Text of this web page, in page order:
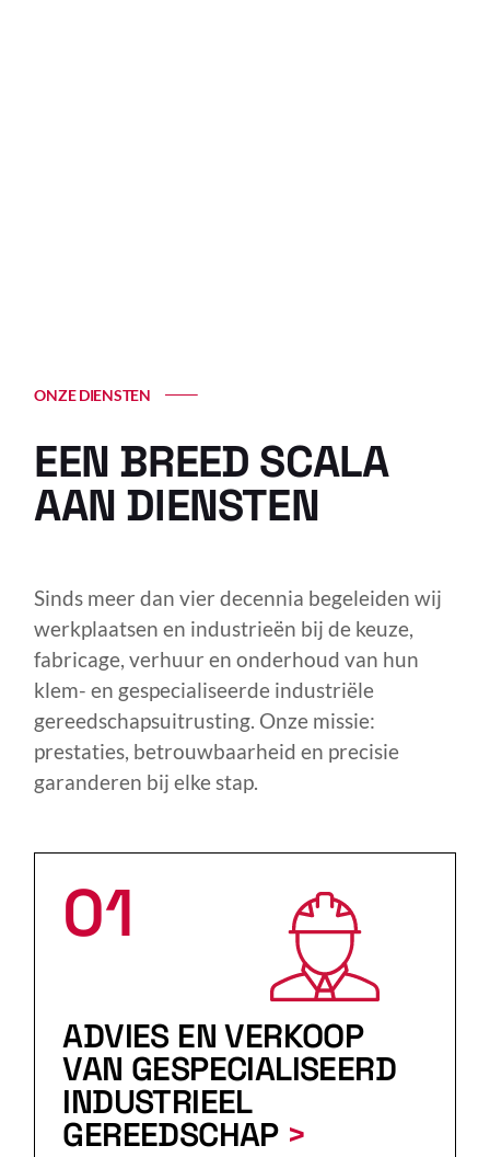
ONZE DIENSTEN
EEN BREED SCALA
AAN DIENSTEN
Sinds meer dan vier decennia begeleiden wij
werkplaatsen en industrieën bij de keuze,
fabricage, verhuur en onderhoud van hun
klem- en gespecialiseerde industriële
gereedschapsuitrusting. Onze missie:
prestaties, betrouwbaarheid en precisie
garanderen bij elke stap.
01
ADVIES EN VERKOOP
VAN GESPECIALISEERD
INDUSTRIEEL
GEREEDSCHAP >